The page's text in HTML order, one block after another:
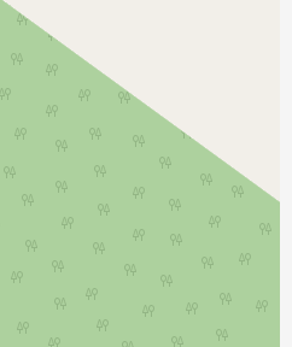
نمایش بزرگتر